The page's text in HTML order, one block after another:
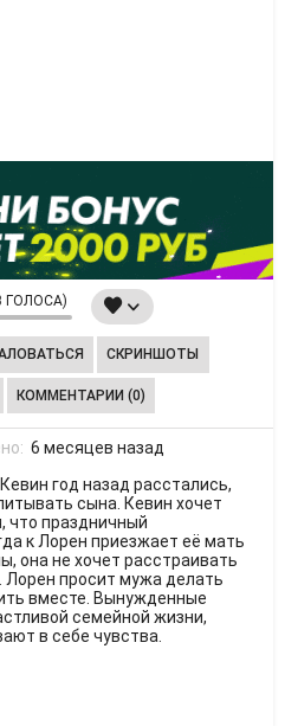
ГОЛОСА)
СКРИНШОТЫ
КОММЕНТАРИИ (0)
6 месяцев назад
год назад расстались,
сына. Кевин хочет
что праздничный
к Лорен приезжает её мать
она не хочет расстраивать
Лорен просит мужа делать
вместе. Вынужденные
семейной жизни,
в себе чувства.